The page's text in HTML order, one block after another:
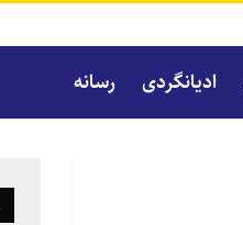
ادیانگردی رسانه